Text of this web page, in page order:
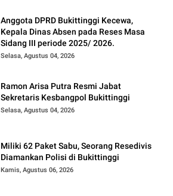
Anggota DPRD Bukittinggi Kecewa,
Kepala Dinas Absen pada Reses Masa
Sidang III periode 2025/ 2026.
Selasa, Agustus 04, 2026
Ramon Arisa Putra Resmi Jabat
Sekretaris Kesbangpol Bukittinggi
Selasa, Agustus 04, 2026
Miliki 62 Paket Sabu, Seorang Resedivis
Diamankan Polisi di Bukittinggi
Kamis, Agustus 06, 2026